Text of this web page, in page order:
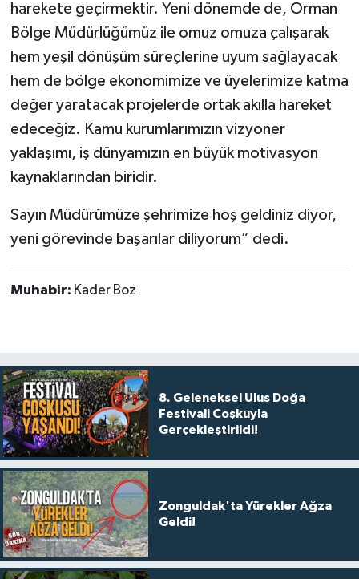
harekete geçirmektir. Yeni dönemde de, Orman
Bölge Müdürlüğümüz ile omuz omuza çalışarak
hem yeşil dönüşüm süreçlerine uyum sağlayacak
hem de bölge ekonomimize ve üyelerimize katma
değer yaratacak projelerde ortak akılla hareket
edeceğiz. Kamu kurumlarımızın vizyoner
yaklaşımı, iş dünyamızın en büyük motivasyon
kaynaklarından biridir.
Sayın Müdürümüze şehrimize hoş geldiniz diyor,
yeni görevinde başarılar diliyorum” dedi.
Muhabir: Kader Boz
8. Geleneksel Ulus Doğa
Festivali Coşkuyla
Gerçekleştirildi!
Zonguldak'ta Yürekler Ağza
Geldi!